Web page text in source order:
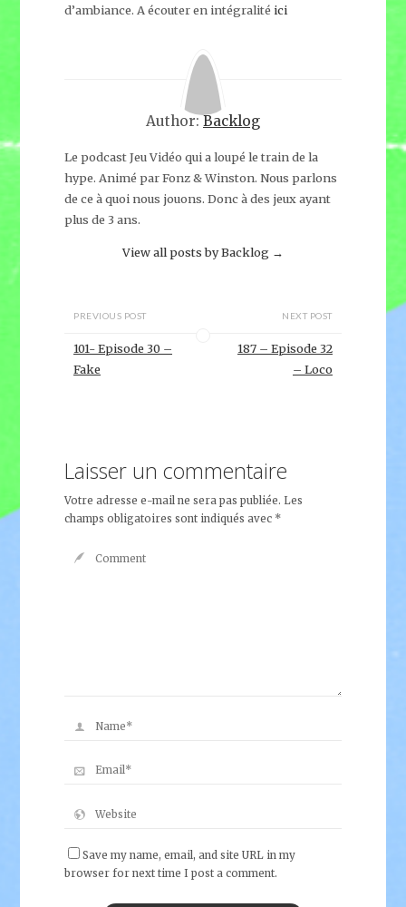
d’ambiance. A écouter en intégralité ici
Author:Backlog
Le podcast Jeu Vidéo qui a loupé le train de la
hype. Animé par Fonz & Winston. Nous parlons
de ce à quoi nous jouons. Donc à des jeux ayant
plus de 3 ans.
View all posts by Backlog →
PREVIOUS POST
101- Episode 30 –
Fake
NEXT POST
187 – Episode 32
– Loco
Laisser un commentaire
Votre adresse e-mail ne sera pas publiée. Les
champs obligatoires sont indiqués avec *
Save my name, email, and site URL in my
browser for next time I post a comment.